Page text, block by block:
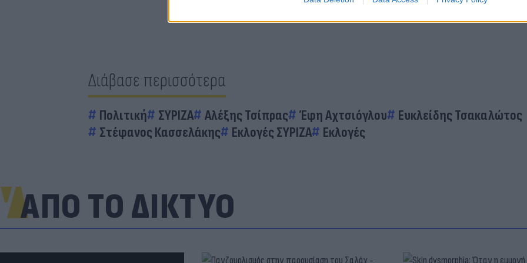
Διάβασε περισσότερα
Πολιτική ΣΥΡΙΖΑ Αλέξης Τσίπρας Έφη Αχτσιόγλου
Ευκλείδης Τσακαλώτος
Στέφανος Κασσελάκης
Εκλογές ΣΥΡΙΖΑ Εκλογές
ΑΠΟ ΤΟ ΔΙΚΤΥΟ